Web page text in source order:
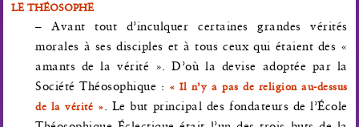
LE THÉOSOPHE
– Avant tout d’inculquer certaines grandes vérités
morales à ses disciples et à tous ceux qui étaient des «
amants de la vérité ». D’où la devise adoptée par la
Société Théosophique : « Il n’y a pas de religion au-dessus
de la vérité ». Le but principal des fondateurs de l’École